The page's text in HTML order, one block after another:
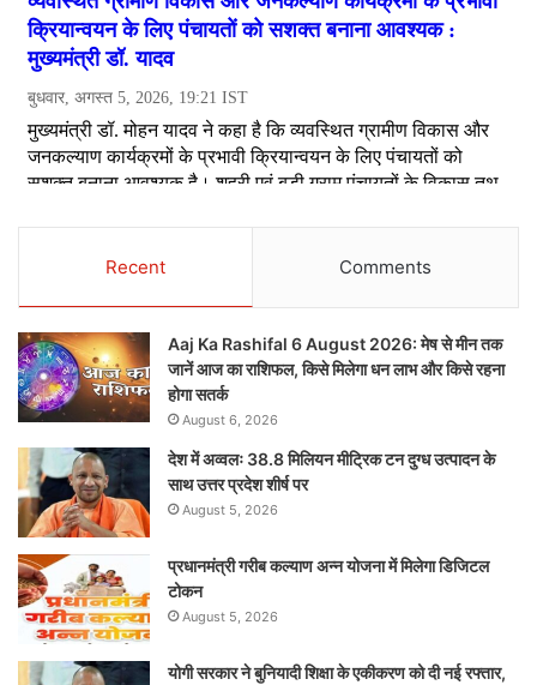
Recent Comments
Aaj Ka Rashifal 6 August 2026: मेष से मीन तक
जानें आज का राशिफल, किसे मिलेगा धन लाभ और किसे रहना
होगा सतर्क
August 6, 2026
देश में अव्वलः 38.8 मिलियन मीट्रिक टन दुग्ध उत्पादन के
साथ उत्तर प्रदेश शीर्ष पर
August 5, 2026
प्रधानमंत्री गरीब कल्याण अन्न योजना में मिलेगा डिजिटल
टोकन
August 5, 2026
योगी सरकार ने बुनियादी शिक्षा के एकीकरण को दी नई रफ्तार,